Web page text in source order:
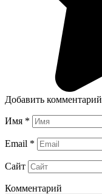
Добавить комментарий
Имя *
Email *
Сайт
Комментарий